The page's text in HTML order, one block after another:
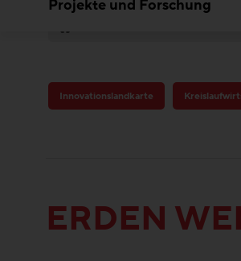
Projekte und Forschung
Innovationslandkarte
ERDEN